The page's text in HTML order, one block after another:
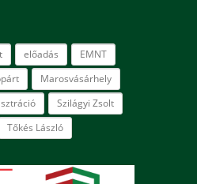
előadás
EMNT
Marosvásárhely
Szilágyi Zsolt
Tőkés László